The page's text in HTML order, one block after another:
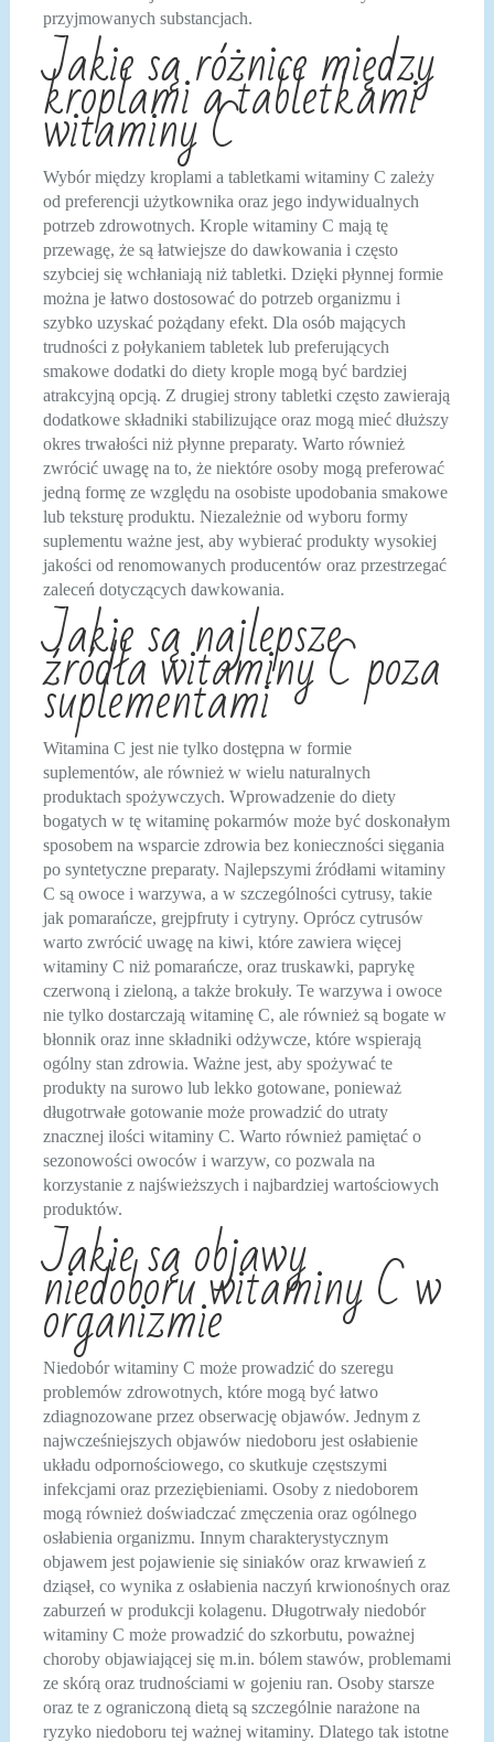
przyjmowanych substancjach.
Jakie są różnice między
kroplami a tabletkami
witaminy C
Wybór między kroplami a tabletkami witaminy C zależy
od preferencji użytkownika oraz jego indywidualnych
potrzeb zdrowotnych. Krople witaminy C mają tę
przewagę, że są łatwiejsze do dawkowania i często
szybciej się wchłaniają niż tabletki. Dzięki płynnej formie
można je łatwo dostosować do potrzeb organizmu i
szybko uzyskać pożądany efekt. Dla osób mających
trudności z połykaniem tabletek lub preferujących
smakowe dodatki do diety krople mogą być bardziej
atrakcyjną opcją. Z drugiej strony tabletki często zawierają
dodatkowe składniki stabilizujące oraz mogą mieć dłuższy
okres trwałości niż płynne preparaty. Warto również
zwrócić uwagę na to, że niektóre osoby mogą preferować
jedną formę ze względu na osobiste upodobania smakowe
lub teksturę produktu. Niezależnie od wyboru formy
suplementu ważne jest, aby wybierać produkty wysokiej
jakości od renomowanych producentów oraz przestrzegać
zaleceń dotyczących dawkowania.
Jakie są najlepsze
źródła witaminy C poza
suplementami
Witamina C jest nie tylko dostępna w formie
suplementów, ale również w wielu naturalnych
produktach spożywczych. Wprowadzenie do diety
bogatych w tę witaminę pokarmów może być doskonałym
sposobem na wsparcie zdrowia bez konieczności sięgania
po syntetyczne preparaty. Najlepszymi źródłami witaminy
C są owoce i warzywa, a w szczególności cytrusy, takie
jak pomarańcze, grejpfruty i cytryny. Oprócz cytrusów
warto zwrócić uwagę na kiwi, które zawiera więcej
witaminy C niż pomarańcze, oraz truskawki, paprykę
czerwoną i zieloną, a także brokuły. Te warzywa i owoce
nie tylko dostarczają witaminę C, ale również są bogate w
błonnik oraz inne składniki odżywcze, które wspierają
ogólny stan zdrowia. Ważne jest, aby spożywać te
produkty na surowo lub lekko gotowane, ponieważ
długotrwałe gotowanie może prowadzić do utraty
znacznej ilości witaminy C. Warto również pamiętać o
sezonowości owoców i warzyw, co pozwala na
korzystanie z najświeższych i najbardziej wartościowych
produktów.
Jakie są objawy
niedoboru witaminy C w
organizmie
Niedobór witaminy C może prowadzić do szeregu
problemów zdrowotnych, które mogą być łatwo
zdiagnozowane przez obserwację objawów. Jednym z
najwcześniejszych objawów niedoboru jest osłabienie
układu odpornościowego, co skutkuje częstszymi
infekcjami oraz przeziębieniami. Osoby z niedoborem
mogą również doświadczać zmęczenia oraz ogólnego
osłabienia organizmu. Innym charakterystycznym
objawem jest pojawienie się siniaków oraz krwawień z
dziąseł, co wynika z osłabienia naczyń krwionośnych oraz
zaburzeń w produkcji kolagenu. Długotrwały niedobór
witaminy C może prowadzić do szkorbutu, poważnej
choroby objawiającej się m.in. bólem stawów, problemami
ze skórą oraz trudnościami w gojeniu ran. Osoby starsze
oraz te z ograniczoną dietą są szczególnie narażone na
ryzyko niedoboru tej ważnej witaminy. Dlatego tak istotne